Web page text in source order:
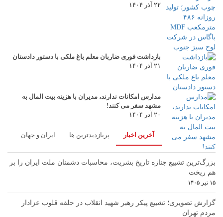
۲۲ آذر ۱۴۰۴
بازداشت فوری ضاربان معلم باغ ملکی با دستور دادستان
۲۱ آذر ۱۴۰۴
مدارس امکانات ندارند، مدیران با هزینه بیت المال به
مشهد سفر می کنند!
۲۰ آذر ۱۴۰۴
آخرین اخبار پربازدیدترین ها ایران و جهان
بزرگ‌ترین تشییع جنازه تاریخ بشریت، محاسبات دشمنان ملت ایران را بر
هم ریخت
۱۵ تیر ۱۴۰۵
گزارش تصویری؛ تشییع پیکر رهبر شهید انقلاب در حلقه قلوب عزادار
مردم تهران